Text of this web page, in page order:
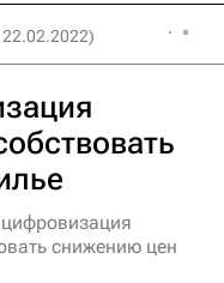
снижению цен